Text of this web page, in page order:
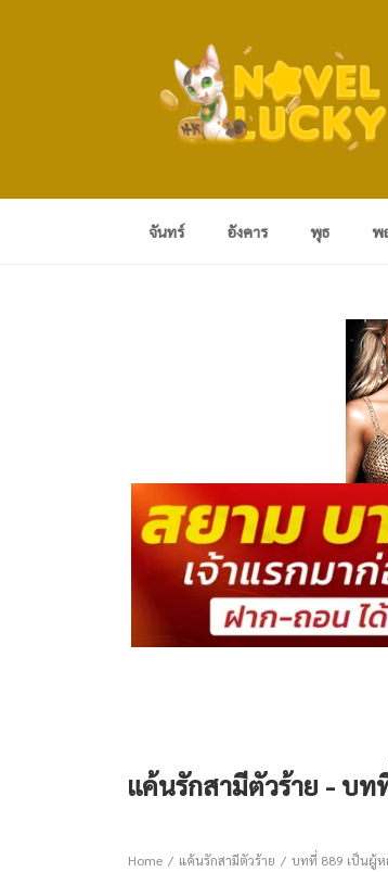
จันทร์ อังคาร พุธ พ
แค้นรักสามีตัวร้าย - บท
Home แค้นรักสามีตัวร้าย บทที่ 889 เป็นผู้ห